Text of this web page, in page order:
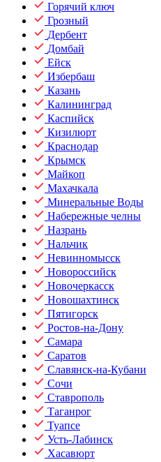
Горячий ключ
Грозный
Дербент
Домбай
Ейск
Избербаш
Казань
Калининград
Каспийск
Кизилюрт
Краснодар
Крымск
Майкоп
Махачкала
Минеральные Воды
Набережные челны
Назрань
Нальчик
Невинномысск
Новороссийск
Новочеркасск
Новошахтинск
Пятигорск
Ростов-на-Дону
Самара
Саратов
Славянск-на-Кубани
Сочи
Ставрополь
Таганрог
Туапсе
Усть-Лабинск
Хасавюрт